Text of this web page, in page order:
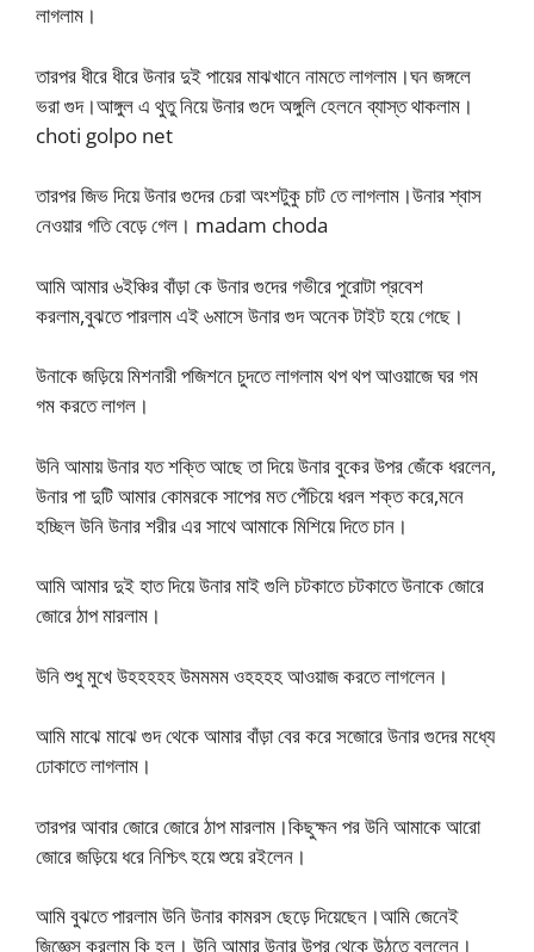
লাগলাম।
তারপর ধীরে ধীরে উনার দুই পায়ের মাঝখানে নামতে লাগলাম।ঘন জঙ্গলে
ভরা গুদ।আঙ্গুল এ থুতু নিয়ে উনার গুদে অঙ্গুলি হেলনে ব্যাস্ত থাকলাম।
choti golpo net
তারপর জিভ দিয়ে উনার গুদের চেরা অংশটুকু চাট তে লাগলাম।উনার শ্বাস
নেওয়ার গতি বেড়ে গেল। madam choda
আমি আমার ৬ইঞ্চির বাঁড়া কে উনার গুদের গভীরে পুরোটা প্রবেশ
করলাম,বুঝতে পারলাম এই ৬মাসে উনার গুদ অনেক টাইট হয়ে গেছে।
উনাকে জড়িয়ে মিশনারী পজিশনে চুদতে লাগলাম থপ থপ আওয়াজে ঘর গম
গম করতে লাগল।
উনি আমায় উনার যত শক্তি আছে তা দিয়ে উনার বুকের উপর জেঁকে ধরলেন,
উনার পা দুটি আমার কোমরকে সাপের মত পেঁচিয়ে ধরল শক্ত করে,মনে
হচ্ছিল উনি উনার শরীর এর সাথে আমাকে মিশিয়ে দিতে চান।
আমি আমার দুই হাত দিয়ে উনার মাই গুলি চটকাতে চটকাতে উনাকে জোরে
জোরে ঠাপ মারলাম।
উনি শুধু মুখে উহহহহহ উমমমম ওহহহহ আওয়াজ করতে লাগলেন।
আমি মাঝে মাঝে গুদ থেকে আমার বাঁড়া বের করে সজোরে উনার গুদের মধ্যে
ঢোকাতে লাগলাম।
তারপর আবার জোরে জোরে ঠাপ মারলাম।কিছুক্ষন পর উনি আমাকে আরো
জোরে জড়িয়ে ধরে নিশ্চিৎ হয়ে শুয়ে রইলেন।
আমি বুঝতে পারলাম উনি উনার কামরস ছেড়ে দিয়েছেন।আমি জেনেই
জিজ্ঞেস করলাম কি হল। উনি আমার উনার উপর থেকে উঠতে বললেন।